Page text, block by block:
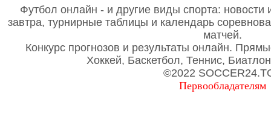
Футбол онлайн - и другие виды спорта: новости
завтра, турнирные таблицы и календарь
матчей.
Конкурс прогнозов и результаты онлайн.
Хоккей, Баскетбол, Теннис,
©2022
Первообладателям